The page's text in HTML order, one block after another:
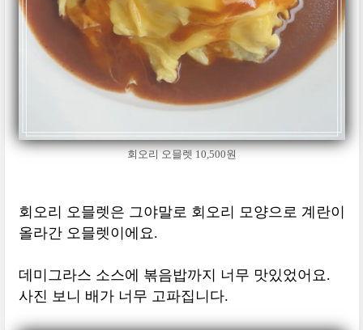
회오리 오믈렛 10,500원
회오리 오믈렛은 그야말로 회오리 모양으로 계란이
올라간 오믈렛이에요.
데미그라스 소스에 볶음밥까지 너무 맛있었어요.
사진 보니 배가 너무 고파집니다.